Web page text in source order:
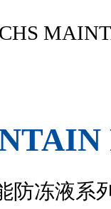
防冻液系